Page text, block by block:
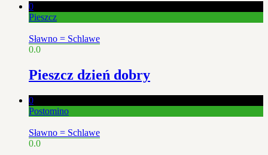
0
Pieszcz
Sławno = Schlawe
0.0
Pieszcz dzień dobry
0
Postomino
Sławno = Schlawe
0.0